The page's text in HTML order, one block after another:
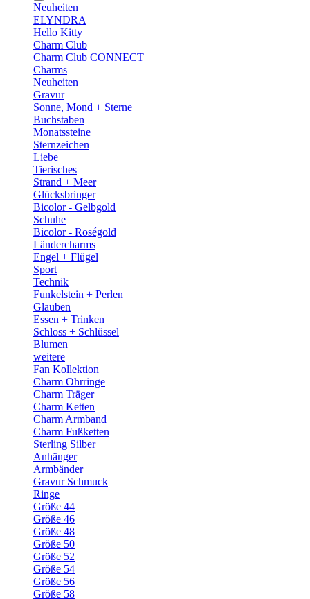
Neuheiten
ELYNDRA
Hello Kitty
Charm Club
Charm Club CONNECT
Charms
Neuheiten
Gravur
Sonne, Mond + Sterne
Buchstaben
Monatssteine
Sternzeichen
Liebe
Tierisches
Strand + Meer
Glücksbringer
Bicolor - Gelbgold
Schuhe
Bicolor - Roségold
Ländercharms
Engel + Flügel
Sport
Technik
Funkelstein + Perlen
Glauben
Essen + Trinken
Schloss + Schlüssel
Blumen
weitere
Fan Kollektion
Charm Ohrringe
Charm Träger
Charm Ketten
Charm Armband
Charm Fußketten
Sterling Silber
Anhänger
Armbänder
Gravur Schmuck
Ringe
Größe 44
Größe 46
Größe 48
Größe 50
Größe 52
Größe 54
Größe 56
Größe 58